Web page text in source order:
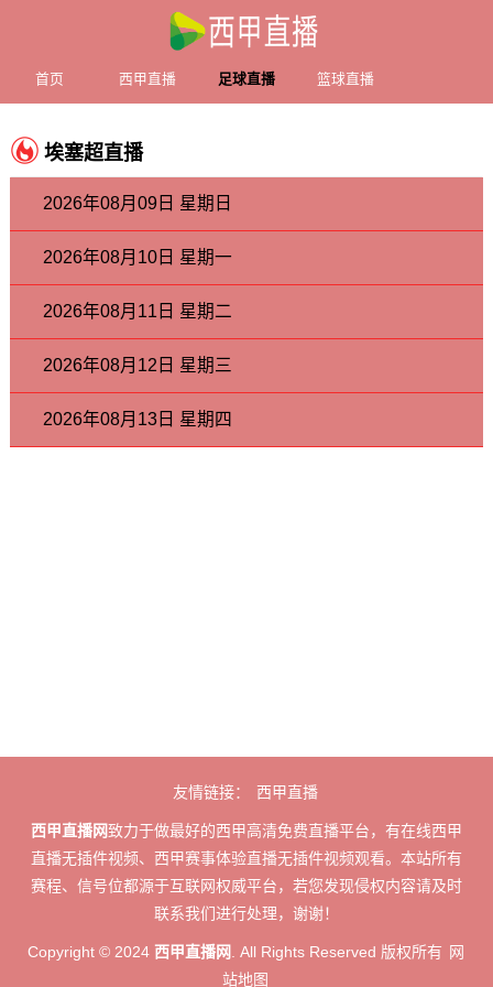
首页 西甲直播 足球直播 篮球直播
埃塞超直播
2026年08月09日 星期日
2026年08月10日 星期一
2026年08月11日 星期二
2026年08月12日 星期三
2026年08月13日 星期四
友情链接： 西甲直播
西甲直播网致力于做最好的西甲高清免费直播平台，有在线西甲
直播无插件视频、西甲赛事体验直播无插件视频观看。本站所有
赛程、信号位都源于互联网权威平台，若您发现侵权内容请及时
联系我们进行处理，谢谢！
Copyright © 2024 西甲直播网 . All Rights Reserved 版权所有 网
站地图